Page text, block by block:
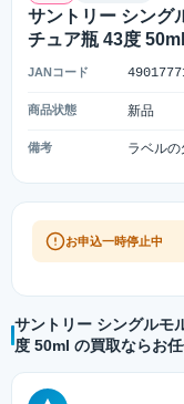
サントリー シング
チュア瓶 43度 50ml
JANコード
商品状態 新品
備考 ラベル
お申込一時停止中
サントリー シングルモ
度 50ml の買取ならお